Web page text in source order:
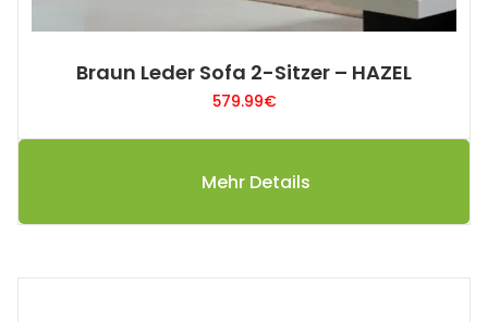
Braun Leder Sofa 2-Sitzer – HAZEL
579.99€
Mehr Details